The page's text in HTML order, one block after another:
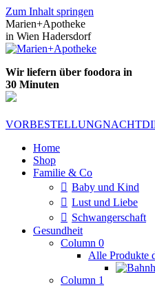
Zum Inhalt springen
Marien+Apotheke
in Wien Hadersdorf
Wir liefern über foodora in
30 Minuten
VORBESTELLUNG
Home
Shop
Familie & Co
Baby und Kind
Lust und Liebe
Schwangerschaft
Gesundheit
Column 0
Alle Produkte
Column 1